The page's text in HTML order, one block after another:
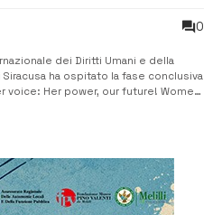
0
dei Diritti Umani e della
ha ospitato la fase conclusiva
voice: Her power, our future! Women
con i saluti istituzionali dell’Uff...